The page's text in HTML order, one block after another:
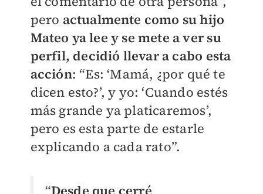
pero actualmente como su hijo
Mateo ya lee y se mete a ver su
perfil, decidió llevar a cabo esta
acción: “Es: ‘Mamá, ¿por qué te
dicen esto?’, y yo: ‘Cuando estés
más grande ya platicaremos’,
pero es esta parte de estarle
explicando a cada rato”.